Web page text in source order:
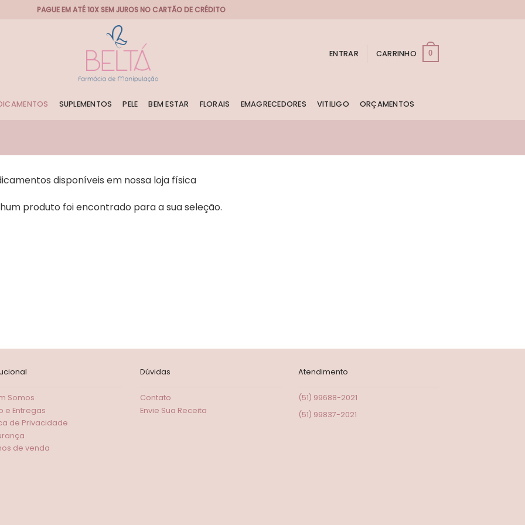
PAGUE EM ATÉ 10X SEM JUROS NO CARTÃO DE CRÉDITO
ENTRAR CARRINHO 0
SUPLEMENTOS PELE BEM ESTAR FLORAIS EMAGRECEDORES VITILIGO ORÇAMENTOS
disponíveis em nossa loja física
produto foi encontrado para a sua seleção.
Somos
e Entregas
de Privacidade
de venda
Dúvidas
Contato
Envie Sua Receita
Atendimento
(51) 99688-2021
(51) 99837-2021